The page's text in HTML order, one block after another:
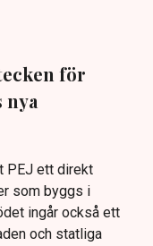
för
nya
PEJ ett direkt
som byggs i
ingår också ett
och statliga